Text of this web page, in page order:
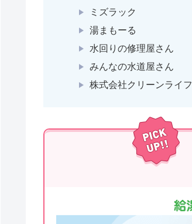
ミズラック
湯まもーる
水回りの修理屋さん
みんなの水道屋さん
株式会社クリーンライフ